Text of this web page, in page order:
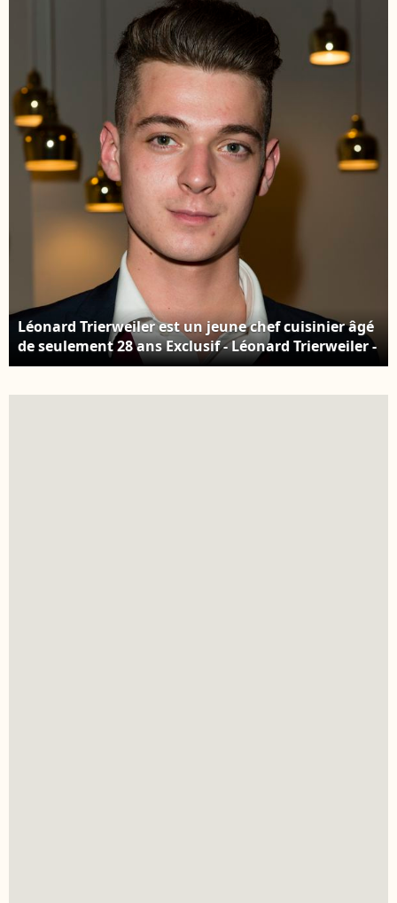
Léonard Trierweiler est un jeune chef cuisinier âgé
de seulement 28 ans Exclusif - Léonard Trierweiler -
Soirée du Finland Trophy (raid polaire cent pour